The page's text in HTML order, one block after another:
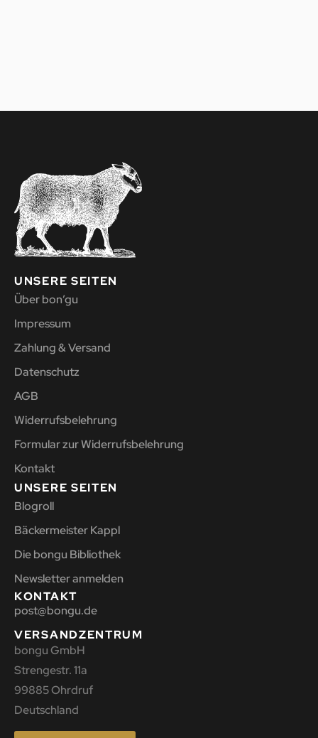
UNSERE SEITEN
Über bon’gu
Impressum
Zahlung & Versand
Datenschutz
AGB
Widerrufsbelehrung
Formular zur Widerrufsbelehrung
Kontakt
UNSERE SEITEN
Blogroll
Bäckermeister Kappl
Die bongu Bibliothek
Newsletter anmelden
KONTAKT
post@bongu.de
VERSANDZENTRUM
bongu GmbH
Strengestr. 11a
99885 Ohrdruf
Deutschland